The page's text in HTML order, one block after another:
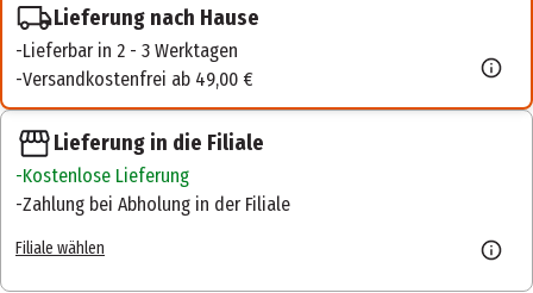
Lieferung nach Hause
Lieferbar in 2 - 3 Werktagen
Versandkostenfrei ab 49,00 €
Lieferung in die Filiale
Kostenlose Lieferung
Zahlung bei Abholung in der Filiale
Filiale wählen